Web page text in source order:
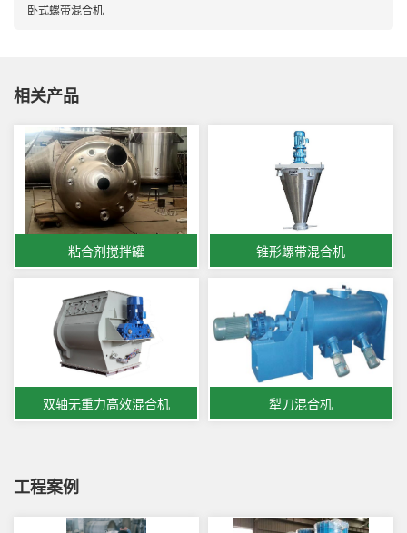
卧式螺带混合机
相关产品
粘合剂搅拌罐 锥形螺带混合机
双轴无重力高效混合机 犁刀混合机
工程案例